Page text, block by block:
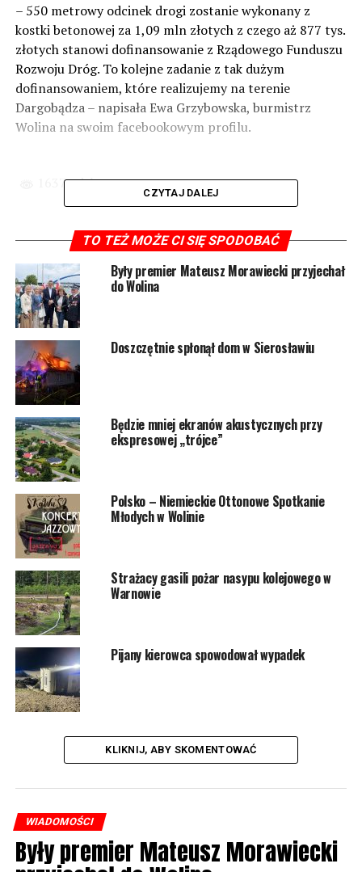
– 550 metrowy odcinek drogi zostanie wykonany z
kostki betonowej za 1,09 mln złotych z czego aż 877 tys.
złotych stanowi dofinansowanie z Rządowego Funduszu
Rozwoju Dróg. To kolejne zadanie z tak dużym
dofinansowaniem, które realizujemy na terenie
Dargobądza – napisała Ewa Grzybowska, burmistrz
Wolina na swoim facebookowym profilu.
1637 odsłon
POWIĄZANE TEMATY: WOLIN
„Ciężarówka za ciężarówką – okna drżały”. Horror
mieszkańców budynku przy ulicy Słowiańskiej
NIE PRZEGAP
Studio Muzyki Fundacji Teatr Teatr. Uczą gry na
instrumentach i nie tylko
CZYTAJ DALEJ
TO TEŻ MOŻE CI SIĘ SPODOBAĆ
Były premier Mateusz Morawiecki przyjechał
do Wolina
Doszczętnie spłonął dom w Sierosławiu
Będzie mniej ekranów akustycznych przy
ekspresowej „trójce”
Polsko – Niemieckie Ottonowe Spotkanie
Młodych w Wolinie
Strażacy gasili pożar nasypu kolejowego w
Warnowie
Pijany kierowca spowodował wypadek
KLIKNIJ, ABY SKOMENTOWAĆ
WIADOMOŚCI
Były premier Mateusz Morawiecki